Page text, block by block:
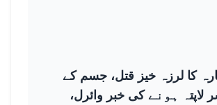
کا لرزہ خیز قتل، جسم کے
لاپتہ ہونے کی خبر وائرل،